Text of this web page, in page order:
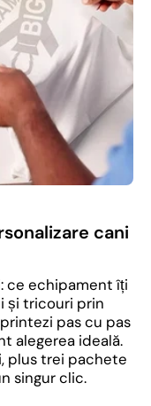
cani
ce echipament îți
și tricouri prin
pas cu pas
alegerea ideală.
plus trei pachete
singur clic.